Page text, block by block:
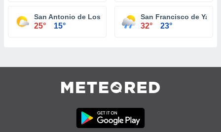
San Antonio de Los Altos
25° 15°
San Francisco de Yare
32° 23°